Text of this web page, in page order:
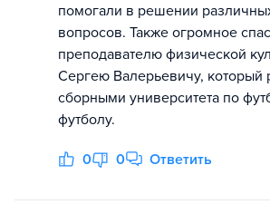
помогали в решении
вопросов. Также огромное
преподавателю физической
Сергею Валерьевичу, который
сборными университета по
футболу.
0 0 Ответить